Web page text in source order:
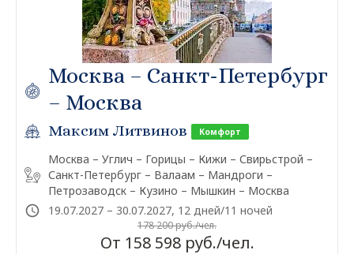
Москва – Санкт-Петербург
– Москва
Максим Литвинов Комфорт
Москва – Углич – Горицы – Кижи – Свирьстрой –
Санкт-Петербург – Валаам – Мандроги –
Петрозаводск – Кузино – Мышкин – Москва
19.07.2027 – 30.07.2027, 12 дней/11 ночей
178 200 руб./чел.
От 158 598 руб./чел.